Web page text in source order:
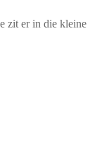
zit er in die kleine